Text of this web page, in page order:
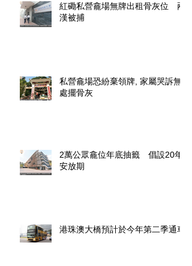
紅磡私營龕場無牌出租骨灰位 兩
漢被捕
私營龕場恐紛棄領牌, 家屬哭訴無
處擺骨灰
2萬公眾龕位年底抽籤 倡設20年
安放期
港珠澳大橋預計於今年第二季通車